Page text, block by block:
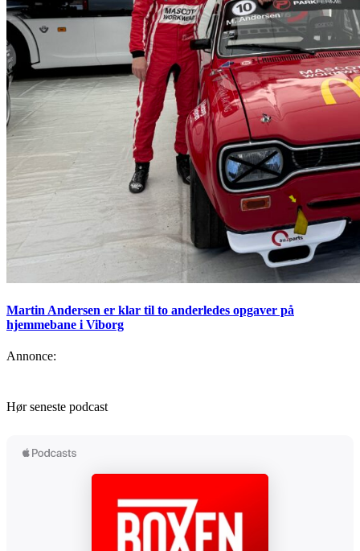
Martin Andersen er klar til to anderledes opgaver på
hjemmebane i Viborg
Annonce:
Hør seneste podcast